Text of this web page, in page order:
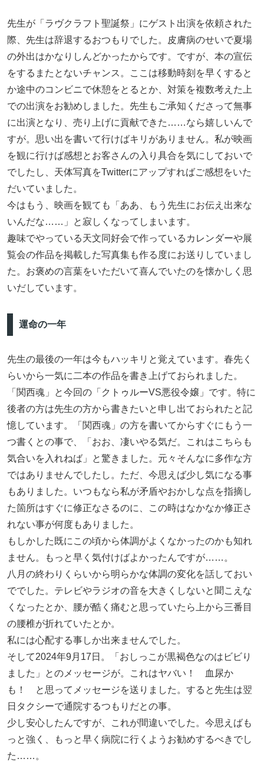
先生が「ラヴクラフト聖誕祭」にゲスト出演を依頼された
際、先生は辞退するおつもりでした。皮膚病のせいで夏場
の外出はかなりしんどかったからです。ですが、本の宣伝
をするまたとないチャンス。ここは移動時刻を早くすると
か途中のコンビニで休憩をとるとか、対策を複数考えた上
での出演をお勧めしました。先生もご承知くださって無事
に出演となり、売り上げに貢献できた……なら嬉しいんで
すが。思い出を書いて行けばキリがありません。私が映画
を観に行けば感想とお客さんの入り具合を気にしておいで
でしたし、天体写真をTwitterにアップすればご感想をいた
だいていました。
今はもう、映画を観ても「ああ、もう先生にお伝え出来な
いんだな……」と寂しくなってしまいます。
趣味でやっている天文同好会で作っているカレンダーや展
覧会の作品を掲載した写真集も作る度にお送りしていまし
た。お褒めの言葉をいただいて喜んでいたのを懐かしく思
いだしています。
運命の一年
先生の最後の一年は今もハッキリと覚えています。春先く
らいから一気に二本の作品を書き上げておられました。
「関西魂」と今回の「クトゥルーVS悪役令嬢」です。特に
後者の方は先生の方から書きたいと申し出ておられたと記
憶しています。「関西魂」の方を書いてからすぐにもう一
つ書くとの事で、「おお、凄いやる気だ。これはこちらも
気合いを入れねば」と驚きました。元々そんなに多作な方
ではありませんでしたし。ただ、今思えば少し気になる事
もありました。いつもなら私が矛盾やおかしな点を指摘し
た箇所はすぐに修正なさるのに、この時はなかなか修正さ
れない事が何度もありました。
もしかした既にこの頃から体調がよくなかったのかも知れ
ません。もっと早く気付けばよかったんですが……。
八月の終わりくらいから明らかな体調の変化を話しておい
ででした。テレビやラジオの音を大きくしないと聞こえな
くなったとか、腰が酷く痛むと思っていたら上から三番目
の腰椎が折れていたとか。
私には心配する事しか出来ませんでした。
そして2024年9月17日。「おしっこが黒褐色なのはビビり
ました」とのメッセージが。これはヤバい！ 血尿か
も！ と思ってメッセージを送りました。すると先生は翌
日タクシーで通院するつもりだとの事。
少し安心したんですが、これが間違いでした。今思えばも
っと強く、もっと早く病院に行くようお勧めするべきでし
た……。